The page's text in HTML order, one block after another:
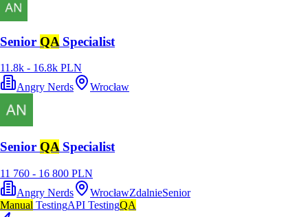
Senior QA Specialist
11.8k - 16.8k PLN
Angry Nerds
Wrocław
Senior QA Specialist
11 760 - 16 800 PLN
Angry Nerds
WrocławZdalnieSenior
Manual TestingAPI TestingQA